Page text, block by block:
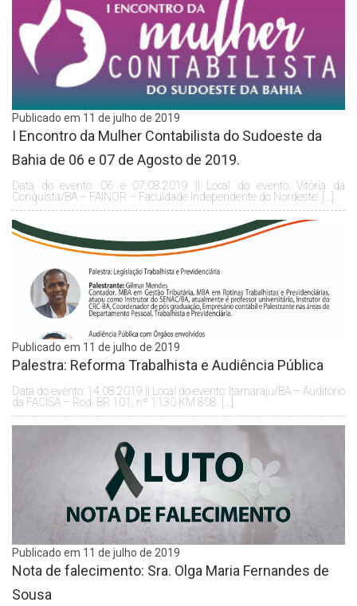
Publicado em 11 de julho de 2019
I Encontro da Mulher Contabilista do Sudoeste da
Bahia de 06 e 07 de Agosto de 2019.
Data do evento: 06 e 07.08.2019 || Local do evento: Vitória da
Conquista/BA – FAINOR – Faculdade Independente do Nordeste. […]
Publicado em 11 de julho de 2019
Palestra: Reforma Trabalhista e Audiência Pública
Data do evento: 14.08.2019 || Local do evento: Itamaraju/BA – Auditório
da FACISA – Rod. BR 101, nº 1130 KM 808. […]
Publicado em 11 de julho de 2019
Nota de falecimento: Sra. Olga Maria Fernandes de
Sousa